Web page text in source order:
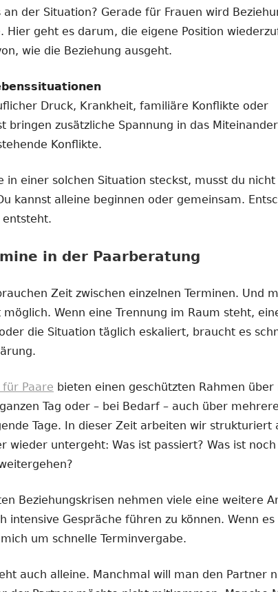
der Situation? Gerade für Frauen wird
Hier geht es darum, die eigene Position
wie die Beziehung ausgeht.
Druck, Krankheit, familiäre Konflikte oder
bringen zusätzliche Spannung in das
Konflikte.
in einer solchen Situation steckst, musst du
kannst alleine beginnen oder gemeinsam.
entsteht.
in der Paarberatung
Zeit zwischen einzelnen Terminen. Und
möglich. Wenn eine Trennung im Raum steht,
die Situation täglich eskaliert, braucht es
Paare bieten einen geschützten Rahmen
Tag oder – bei Bedarf – auch über mehrere
Tage. In dieser Zeit arbeiten wir strukturiert
wieder untergeht: Was ist passiert? Was ist
Beziehungskrisen nehmen viele eine weitere
intensive Gespräche führen zu können. Wenn
um schnelle Terminvergabe.
auch alleine. Manchmal will man den Partner